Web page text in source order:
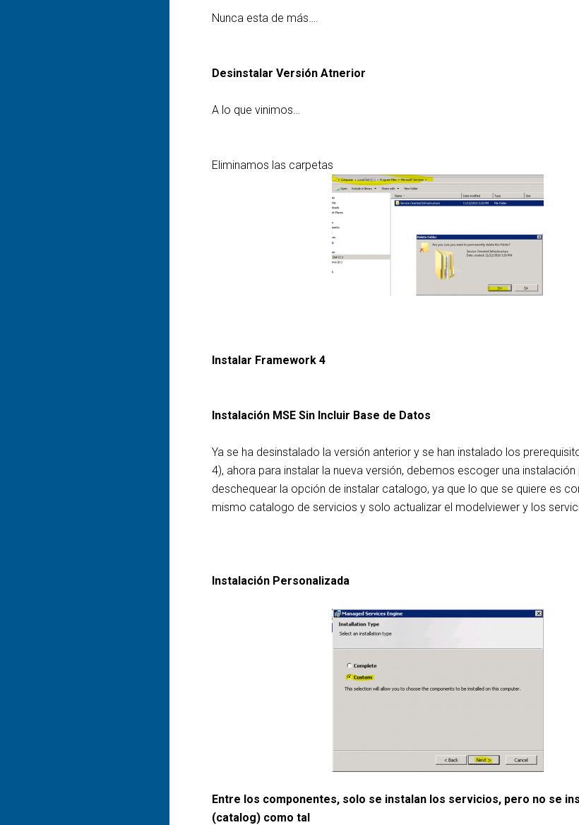
Nunca esta de más….
Desinstalar Versión Atnerior
A lo que vinimos…
Eliminamos las carpetas
Instalar Framework 4
Instalación MSE Sin Incluir Base de Datos
Ya se ha desinstalado la versión anterior y se han instalado los
4), ahora para instalar la nueva versión, debemos escoger una
deschequear la opción de instalar catalogo, ya que lo que se quiere es
mismo catalogo de servicios y solo actualizar el modelviewer y los
Instalación Personalizada
Entre los componentes, solo se instalan los servicios, pero no se
(catalog) como tal